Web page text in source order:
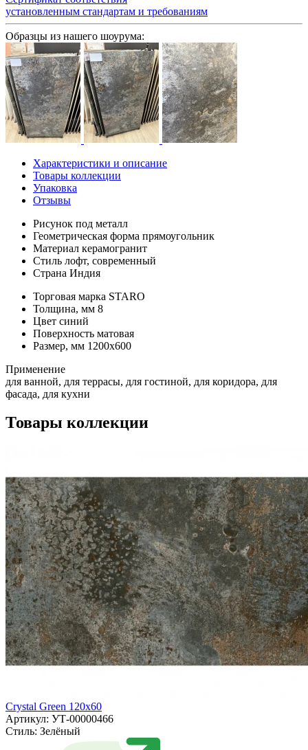
установленным стандартам и требованиям
Образцы из нашего шоурума:
Характеристики и описание
Товары коллекции
Упаковка
Отзывы
Рисунок под металл
Геометрическая форма прямоугольник
Материал керамогранит
Стиль лофт, современный
Страна Индия
Торговая марка STARO
Толщина, мм 8
Цвет синий
Поверхность матовая
Размер, мм 1200х600
Применение
для ванной, для террасы, для гостиной, для коридора, для
фасада, для кухни
Товары коллекции
Crystal Green 120x60
Артикул: УТ-00000466
Стиль: Зелёный